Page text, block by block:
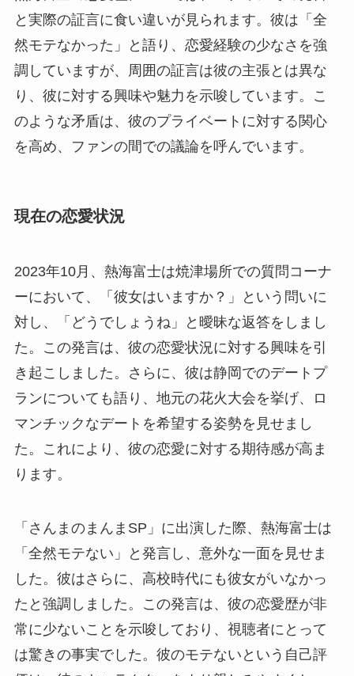
と実際の証言に食い違いが見られます。彼は「全
然モテなかった」と語り、恋愛経験の少なさを強
調していますが、周囲の証言は彼の主張とは異な
り、彼に対する興味や魅力を示唆しています。こ
のような矛盾は、彼のプライベートに対する関心
を高め、ファンの間での議論を呼んでいます。
現在の恋愛状況
2023年10月、熱海富士は焼津場所での質問コーナ
ーにおいて、「彼女はいますか？」という問いに
対し、「どうでしょうね」と曖昧な返答をしまし
た。この発言は、彼の恋愛状況に対する興味を引
き起こしました。さらに、彼は静岡でのデートプ
ランについても語り、地元の花火大会を挙げ、ロ
マンチックなデートを希望する姿勢を見せまし
た。これにより、彼の恋愛に対する期待感が高ま
ります。
「さんまのまんまSP」に出演した際、熱海富士は
「全然モテない」と発言し、意外な一面を見せま
した。彼はさらに、高校時代にも彼女がいなかっ
たと強調しました。この発言は、彼の恋愛歴が非
常に少ないことを示唆しており、視聴者にとって
は驚きの事実でした。彼のモテないという自己評